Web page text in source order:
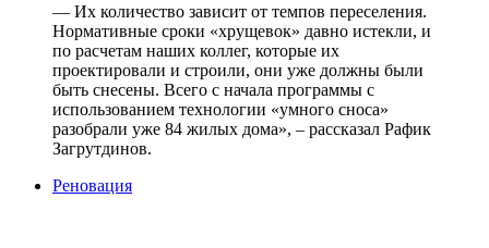
— Их количество зависит от темпов переселения.
Нормативные сроки «хрущевок» давно истекли, и
по расчетам наших коллег, которые их
проектировали и строили, они уже должны были
быть снесены. Всего с начала программы с
использованием технологии «умного сноса»
разобрали уже 84 жилых дома», – рассказал Рафик
Загрутдинов.
Реновация